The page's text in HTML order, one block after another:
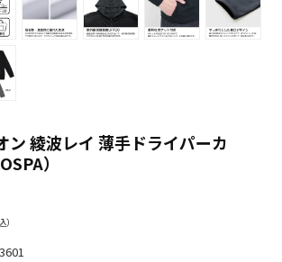
ン 綾波レイ 薄手ドライパーカ
）